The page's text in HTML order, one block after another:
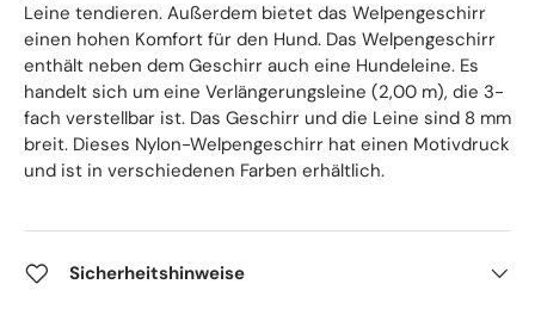
Leine tendieren. Außerdem bietet das Welpengeschirr
einen hohen Komfort für den Hund. Das Welpengeschirr
enthält neben dem Geschirr auch eine Hundeleine. Es
handelt sich um eine Verlängerungsleine (2,00 m), die 3-
fach verstellbar ist. Das Geschirr und die Leine sind 8 mm
breit. Dieses Nylon-Welpengeschirr hat einen Motivdruck
und ist in verschiedenen Farben erhältlich.
Sicherheitshinweise